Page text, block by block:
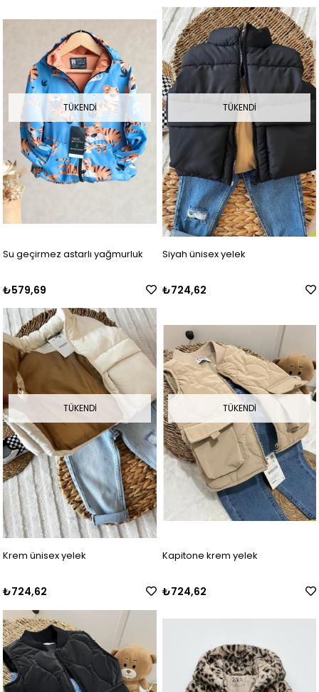
TÜKENDI
Su geçirmez astarlı yağmurluk
₺579,69
TÜKENDI
Siyah ünisex yelek
₺724,62
TÜKENDI
Krem ünisex yelek
₺724,62
TÜKENDI
Kapitone krem yelek
₺724,62